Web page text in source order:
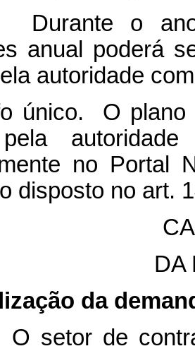
Durante o
anual poderá
autoridade
único. O plano
autoridade
no Portal
disposto no art.
DA
da
setor de